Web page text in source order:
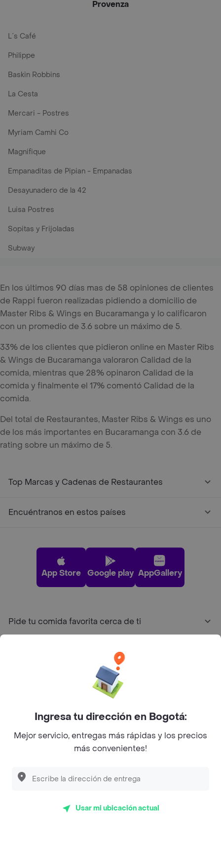
Provenza
L´s Café
Philippe
Baskin Robbins
La Cesta
Mercari - Postres
Myriam Camhi Co
Magnifique
Empanaditas de Pipian - Empanadas
Desayunadero de la 42
Luisa Postres
Sopitas y Frijoladas
Subway
En los últimos 90 días mas de 58 opiniones de clientes
de Rappi fueron realizadas pidiendo a domicilio de
Master Ribs & Wings en Bucaramanga y lo calificaron
con un promedio de 3.6 sobre un máximo de 5.
33% de los clientes que pidieron online en Master Ribs
& Wings de Bucaramanga valoraron Calidad de la
comida, mientras que 28% opinaron Calidad de la
comida y finalmente el 17% comentó Calidad de la
comida.
Del total de Restaurantes, Master Ribs & Wings es uno
de los más importantes en Bucaramanga con 3.6 de
rating sobre un máximo de 5.
Top Marcas y Cadenas de Restaurantes
Encuéntranos en estos países
App Store Google play AppGallery
Pide tu comida favorita cerca de ti
Sobre Rappi
Facebook
TwitterInstagram
Ingresa tu dirección en Bogotá:
Mejor servicio, entregas más rápidas y los precios
más convenientes!
Usar mi ubicación actual